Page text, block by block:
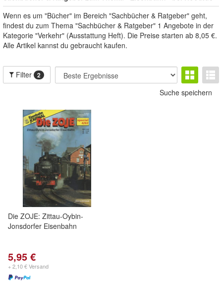
Wenn es um "Bücher" im Bereich "Sachbücher & Ratgeber" geht,
findest du zum Thema "Sachbücher & Ratgeber" 1 Angebote in der
Kategorie "Verkehr" (Ausstattung Heft). Die Preise starten ab 8,05 €.
Alle Artikel kannst du gebraucht kaufen.
Filter 2
Suche speichern
Die ZOJE: Zittau-Oybin-
Jonsdorfer Eisenbahn
5,95 €
+ 2,10 € Versand